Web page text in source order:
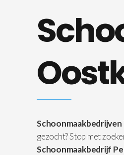
Schoonmaakbedrijven
gezocht? Stop met
Schoonmaakbedrijf